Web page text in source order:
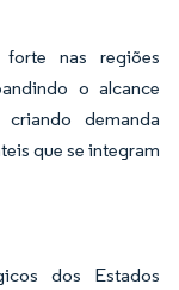
nas regiões
o alcance
demanda
que se integram
dos Estados